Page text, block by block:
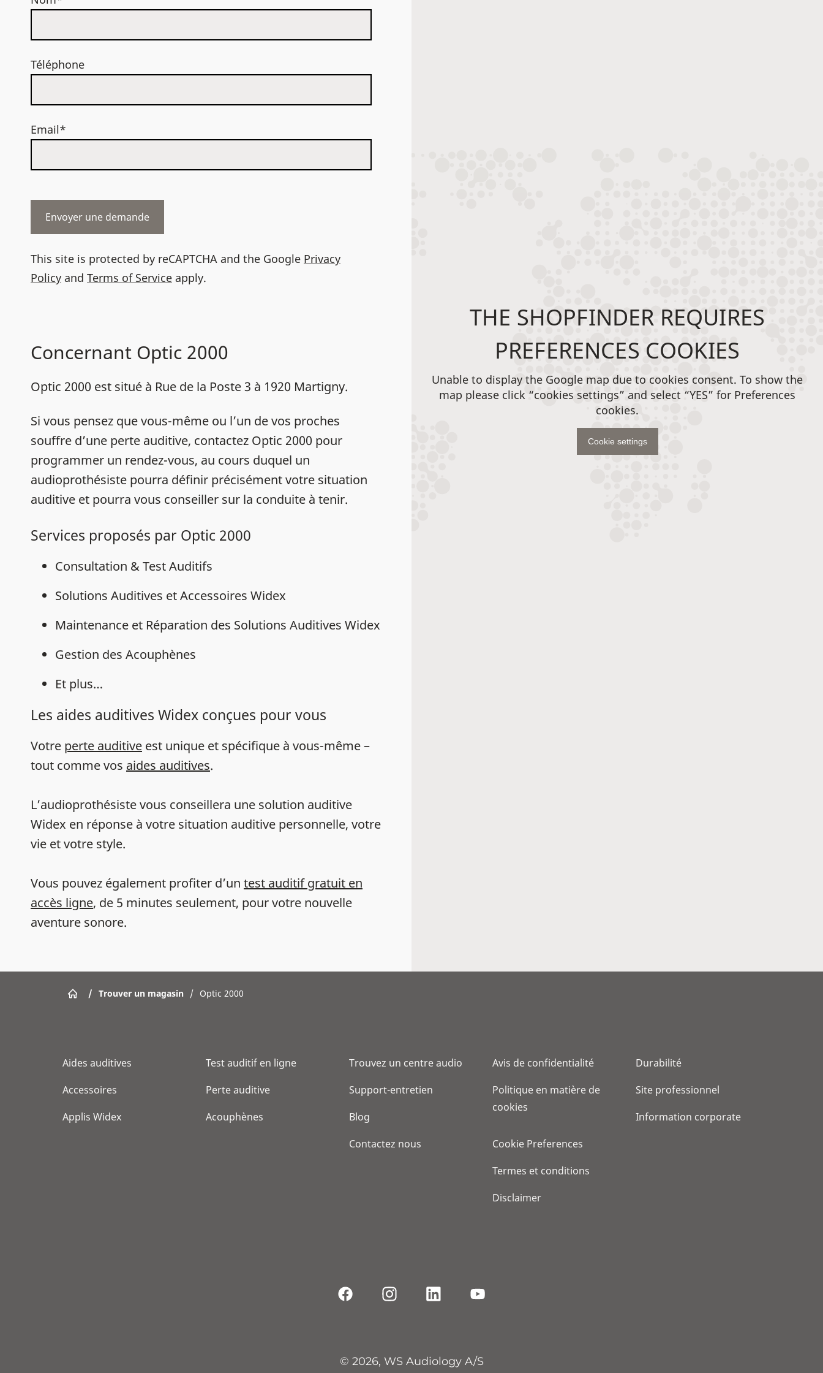
Téléphone
Email*
This site is protected by reCAPTCHA and the Google Privacy
Policy and Terms of Service apply.
Concernant Optic 2000
Optic 2000 est situé à Rue de la Poste 3 à 1920 Martigny.
Si vous pensez que vous-même ou l’un de vos proches
souffre d’une perte auditive, contactez Optic 2000 pour
programmer un rendez-vous, au cours duquel un
audioprothésiste pourra définir précisément votre situation
auditive et pourra vous conseiller sur la conduite à tenir.
Services proposés par Optic 2000
Consultation & Test Auditifs
Solutions Auditives et Accessoires Widex
Maintenance et Réparation des Solutions Auditives Widex
Gestion des Acouphènes
Et plus…
Les aides auditives Widex conçues pour vous
Votre perte auditive est unique et spécifique à vous-même –
tout comme vos aides auditives.
L’audioprothésiste vous conseillera une solution auditive
Widex en réponse à votre situation auditive personnelle, votre
vie et votre style.
Vous pouvez également profiter d’un test auditif gratuit en
accès ligne, de 5 minutes seulement, pour votre nouvelle
aventure sonore.
THE SHOPFINDER REQUIRES
PREFERENCES COOKIES
Unable to display the Google map due to cookies consent. To show the
map please click “cookies settings” and select “YES” for Preferences
cookies.
Cookie settings
/ Trouver un magasin / Optic 2000
Aides auditives
Accessoires
Applis Widex
Test auditif en ligne
Perte auditive
Acouphènes
Trouvez un centre audio
Support-entretien
Blog
Contactez nous
Avis de confidentialité
Politique en matière de
cookies
Cookie Preferences
Termes et conditions
Disclaimer
Durabilité
Site professionnel
Information corporate
© 2026, WS Audiology A/S